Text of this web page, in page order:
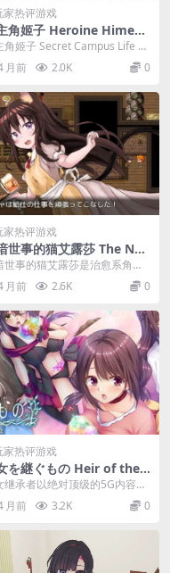
家热评游戏
角姬子 Heroine Himek
Campus Life PC版
青春叙事SLG 机翻汉化版
760M
角姬子 Secret Campus Life 是
恋爱模拟品类的绝对巅峰之...
月前 2.0K 0
家热评游戏
世事的猫艾露莎 The Nai
Elisa PC/安卓双端 奇
系叙事RPG v1.0 汉化完
世事的猫艾露莎是治愈系角色
游戏的绝对标杆之作。这部1.8
量的叙事巨...
月前 2.6K 0
家热评游戏
を継ぐもの Heir of the
-Gathering & Craftin
版 开放世界采集制作RP
幻工艺版 5G完整版
继承者以绝对顶级的5G内容容
建了一个生机勃勃的架空魔幻
，玩家将扮演继...
月前 3.2K 0